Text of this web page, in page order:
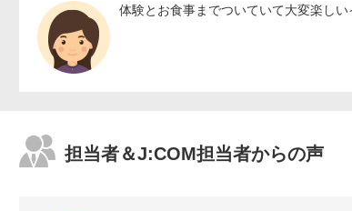
体験とお食事までついていて大変楽し
担当者＆J:COM担当者からの声